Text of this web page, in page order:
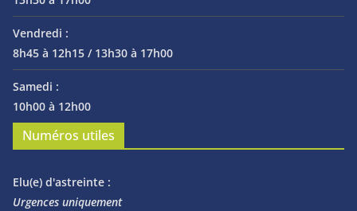
Vendredi :
8h45 à 12h15 / 13h30 à 17h00
Samedi :
10h00 à 12h00
Numéros utiles
Elu(e) d'astreinte :
Urgences uniquement